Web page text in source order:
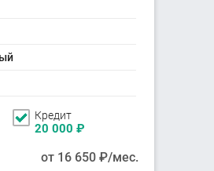
Кредит
20 000 ₽
от 16 650₽/мес.